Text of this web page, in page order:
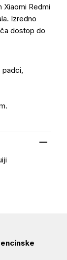
Xiaomi Redmi
Izredno
dostop do
padci,